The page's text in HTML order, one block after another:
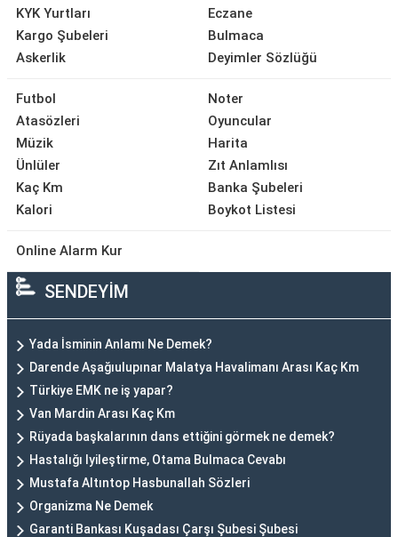
KYK Yurtları
Kargo Şubeleri
Askerlik
Eczane
Bulmaca
Deyimler Sözlüğü
Futbol
Atasözleri
Müzik
Ünlüler
Kaç Km
Kalori
Noter
Oyuncular
Harita
Zıt Anlamlısı
Banka Şubeleri
Boykot Listesi
Online Alarm Kur
SENDEYİM
Yada İsminin Anlamı Ne Demek?
Darende Aşağıulupınar Malatya Havalimanı Arası Kaç Km
Türkiye EMK ne iş yapar?
Van Mardin Arası Kaç Km
Rüyada başkalarının dans ettiğini görmek ne demek?
Hastalığı Iyileştirme, Otama Bulmaca Cevabı
Mustafa Altıntop Hasbunallah Sözleri
Organizma Ne Demek
Garanti Bankası Kuşadası Çarşı Şubesi Şubesi